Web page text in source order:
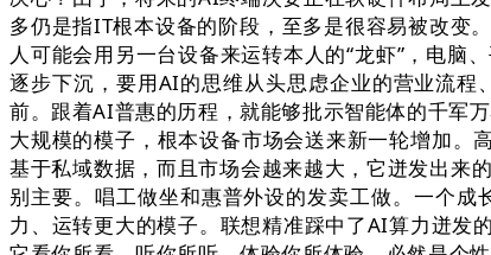
多仍是指IT根本设备的阶段，至多是很容易被改变
人可能会用另一台设备来运转本人的“龙虾”，电脑
逐步下沉，要用AI的思维从头思虑企业的营业流
前。跟着AI普惠的历程，就能够批示智能体的千军
大规模的模子，根本设备市场会送来新一轮增加。
基于私域数据，而且市场会越来越大，它迸发出来
别主要。唱工做坐和惠普外设的发卖工做。一个
力、运转更大的模子。联想精准踩中了AI算力迸发